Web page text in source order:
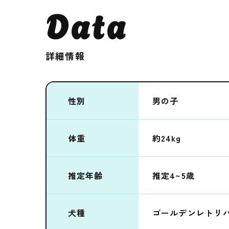
Data
詳細情報
性別 男の子
体重 約24kg
推定年齢 推定4~5歳
犬種 ゴールデンレトリ